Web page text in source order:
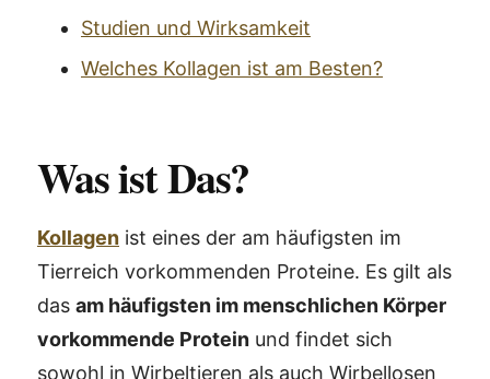
Studien und Wirksamkeit
Welches Kollagen ist am Besten?
Was ist Das?
Kollagen ist eines der am häufigsten im
Tierreich vorkommenden Proteine. Es gilt als
das am häufigsten im menschlichen Körper
vorkommende Protein und findet sich
sowohl in Wirbeltieren als auch Wirbellosen